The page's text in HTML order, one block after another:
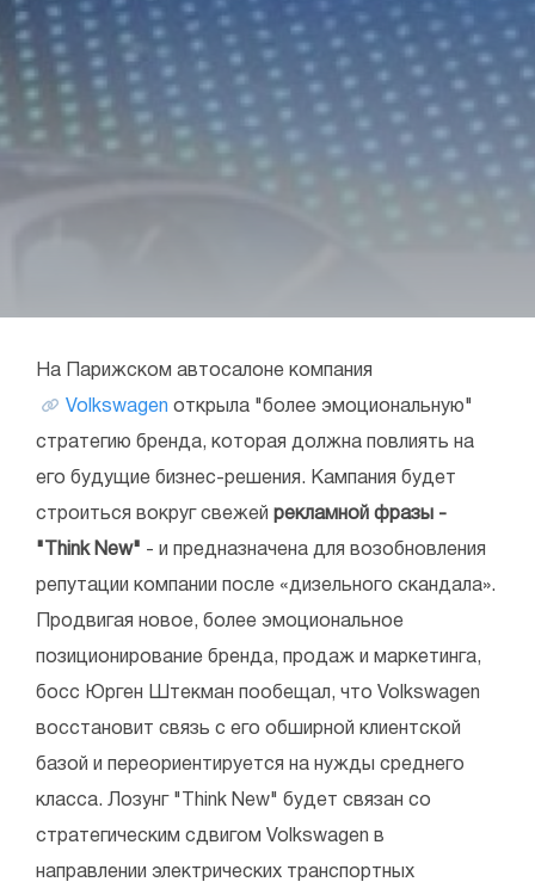
На Парижском автосалоне компания
Volkswagen открыла "более эмоциональную"
стратегию бренда, которая должна повлиять на
его будущие бизнес-решения. Кампания будет
строиться вокруг свежей рекламной фразы -
"Think New" - и предназначена для возобновления
репутации компании после «дизельного скандала».
Продвигая новое, более эмоциональное
позиционирование бренда, продаж и маркетинга,
босс Юрген Штекман пообещал, что Volkswagen
восстановит связь с его обширной клиентской
базой и переориентируется на нужды среднего
класса. Лозунг "Think New" будет связан со
стратегическим сдвигом Volkswagen в
направлении электрических транспортных